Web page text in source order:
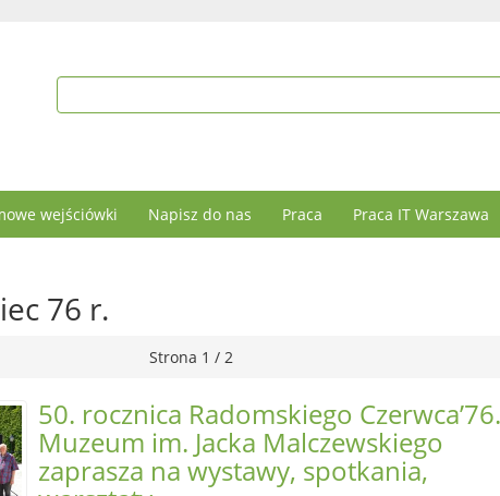
wejściówki Napisz do nas Praca Praca IT Warszawa
76 r.
Strona 1 / 2
50. rocznica Radomskiego Czerwca’76.
Muzeum im. Jacka Malczewskiego
zaprasza na wystawy, spotkania,